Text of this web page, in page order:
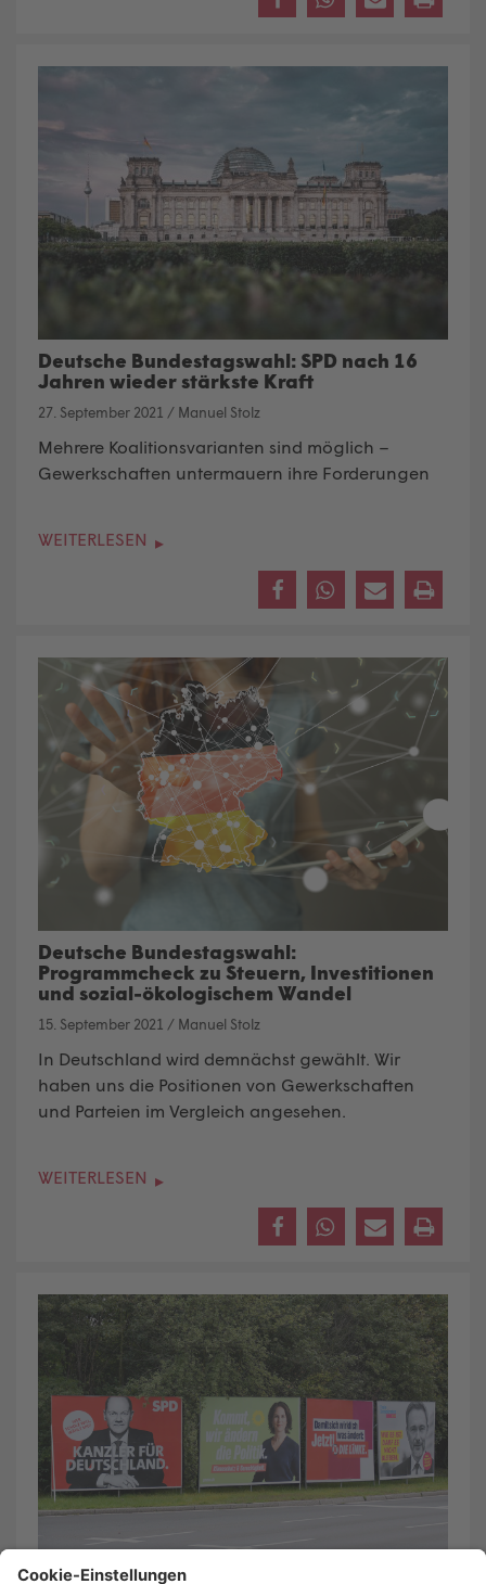
Deutsche Bundestagswahl: SPD nach 16
Jahren wieder stärkste Kraft
27. September 2021 / Manuel Stolz
Mehrere Koalitionsvarianten sind möglich –
Gewerkschaften untermauern ihre Forderungen
WEITERLESEN
Deutsche Bundestagswahl:
Programmcheck zu Steuern, Investitionen
und sozial-ökologischem Wandel
15. September 2021 / Manuel Stolz
In Deutschland wird demnächst gewählt. Wir
haben uns die Positionen von Gewerkschaften
und Parteien im Vergleich angesehen
WEITERLESEN